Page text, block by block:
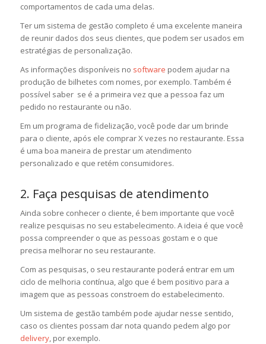
comportamentos de cada uma delas.
Ter um sistema de gestão completo é uma excelente maneira
de reunir dados dos seus clientes, que podem ser usados em
estratégias de personalização.
As informações disponíveis no software podem ajudar na
produção de bilhetes com nomes, por exemplo. Também é
possível saber se é a primeira vez que a pessoa faz um
pedido no restaurante ou não.
Em um programa de fidelização, você pode dar um brinde
para o cliente, após ele comprar X vezes no restaurante. Essa
é uma boa maneira de prestar um atendimento
personalizado e que retém consumidores.
2. Faça pesquisas de atendimento
Ainda sobre conhecer o cliente, é bem importante que você
realize pesquisas no seu estabelecimento. A ideia é que você
possa compreender o que as pessoas gostam e o que
precisa melhorar no seu restaurante.
Com as pesquisas, o seu restaurante poderá entrar em um
ciclo de melhoria contínua, algo que é bem positivo para a
imagem que as pessoas constroem do estabelecimento.
Um sistema de gestão também pode ajudar nesse sentido,
caso os clientes possam dar nota quando pedem algo por
delivery, por exemplo.